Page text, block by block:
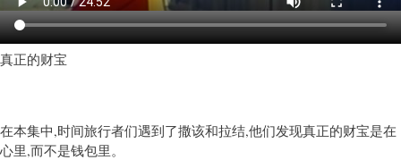
真正的财宝
在本集中,时间旅行者们遇到了撒该和拉结,他们发现真正的财宝是在
心里,而不是钱包里。